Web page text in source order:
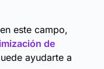
este campo,
de
ayudarte a